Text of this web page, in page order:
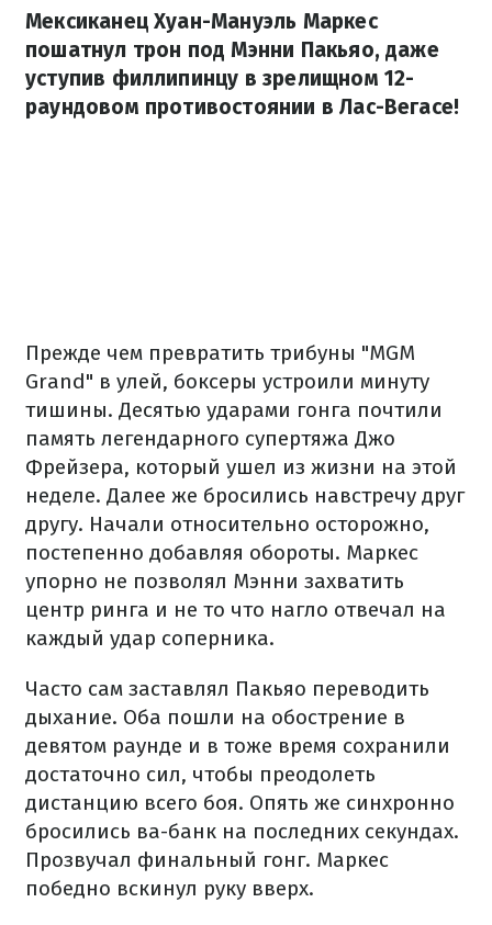
Мексиканец Хуан-Мануэль Маркес
пошатнул трон под Мэнни Пакьяо, даже
уступив филлипинцу в зрелищном 12-
раундовом противостоянии в Лас-Вегасе!
Прежде чем превратить трибуны "MGM
Grand" в улей, боксеры устроили минуту
тишины. Десятью ударами гонга почтили
память легендарного супертяжа Джо
Фрейзера, который ушел из жизни на этой
неделе. Далее же бросились навстречу друг
другу. Начали относительно осторожно,
постепенно добавляя обороты. Маркес
упорно не позволял Мэнни захватить
центр ринга и не то что нагло отвечал на
каждый удар соперника.
Часто сам заставлял Пакьяо переводить
дыхание. Оба пошли на обострение в
девятом раунде и в тоже время сохранили
достаточно сил, чтобы преодолеть
дистанцию ​​всего боя. Опять же синхронно
бросились ва-банк на последних секундах.
Прозвучал финальный гонг. Маркес
победно вскинул руку вверх.